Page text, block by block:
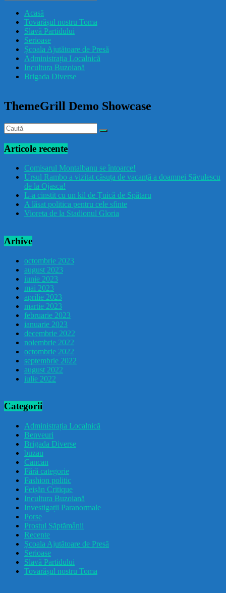
Acasă
Tovarășul nostru Toma
Slavă Partidului
Serioase
Școala Ajutătoare de Presă
Administrația Localnică
Incultura Buzoiană
Brigada Diverse
ThemeGrill Demo Showcase
Articole recente
Comisarul Montalbanu se întoarce!
Ursul Rambo a vizitat căsuța de vacanță a doamnei Săvulescu
de la Ojasca!
L-a cinstit cu un kil de Țuică de Spătaru
A lăsat politica pentru cele sfinte
Vioreta de la Stadionul Gloria
Arhive
octombrie 2023
august 2023
iunie 2023
mai 2023
aprilie 2023
martie 2023
februarie 2023
ianuarie 2023
decembrie 2022
noiembrie 2022
octombrie 2022
septembrie 2022
august 2022
iulie 2022
Categorii
Administrația Localnică
Benveuri
Brigada Diverse
buzau
Cancan
Fără categorie
Fashion politic
Feișăn Critique
Incultura Buzoiană
Investigații Paranormale
Porșe
Prostul Săptămânii
Recente
Școala Ajutătoare de Presă
Serioase
Slavă Partidului
Tovarășul nostru Toma